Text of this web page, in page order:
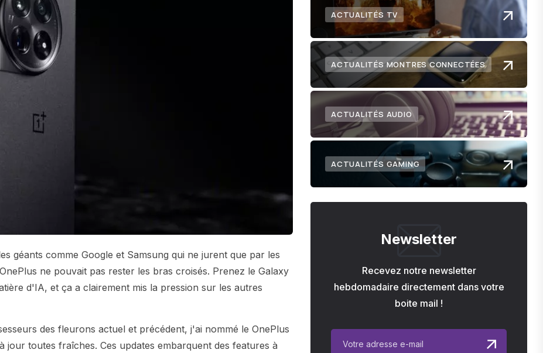
géants comme Google et Samsung qui ne jurent que par les
ne pouvait pas rester les bras croisés. Prenez le Galaxy
d'IA, et ça a clairement mis la pression sur les autres
des fleurons actuel et précédent, j'ai nommé le OnePlus
jour toutes fraîches. Ces updates embarquent des features à
ACTUALITÉS TV
ACTUALITÉS MONTRES CONNECTÉES
ACTUALITÉS AUDIO
ACTUALITÉS GAMING
Newsletter
Recevez notre newsletter
hebdomadaire directement dans votre
boite mail !